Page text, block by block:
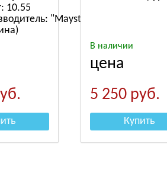
10.55
"Maysternya"
В наличии
цена
5 250 руб.
Купить